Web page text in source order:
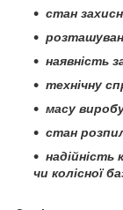
стан
наявність
технічну
масу
стан
надійність
чи колісної